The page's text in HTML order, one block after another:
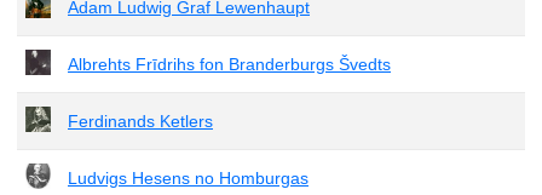
Adam Ludwig Graf Lewenhaupt
Albrehts Frīdrihs fon Branderburgs Švedts
Ferdinands Ketlers
Ludvigs Hesens no Homburgas